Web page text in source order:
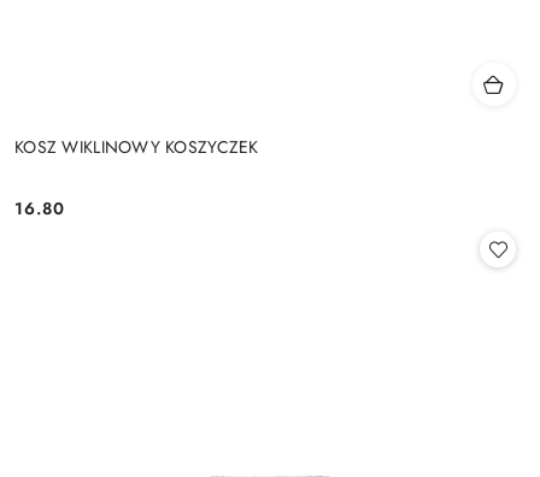
KOSZ WIKLINOWY KOSZYCZEK
Cena:
16.80